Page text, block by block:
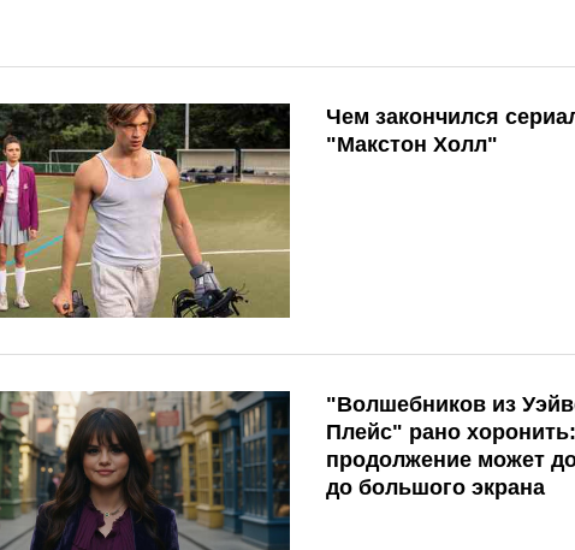
Чем закончился
"Макстон Холл"
"Волшебников из
Плейс" рано хоронить:
продолжение может
до большого экрана